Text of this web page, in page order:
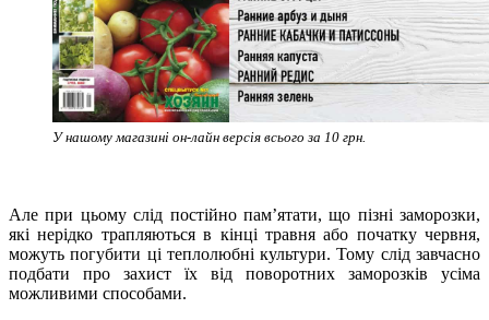
У нашому магазині он-лайн версія всього за 10 грн.
Але при цьому слід постійно пам’ятати, що пізні заморозки,
які нерідко трапляються в кінці травня або початку червня,
можуть погубити ці теплолюбні культури. Тому слід завчасно
подбати про захист їх від поворотних заморозків усіма
можливими способами.